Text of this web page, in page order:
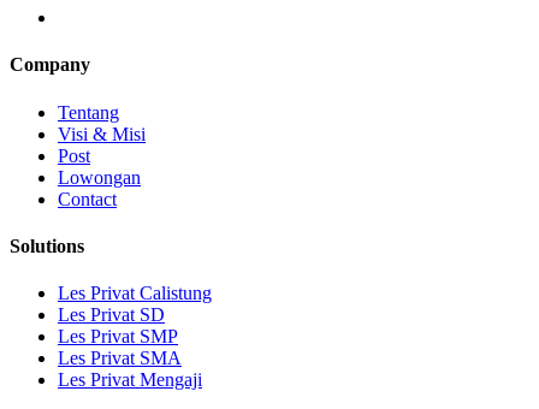
Company
Tentang
Visi & Misi
Post
Lowongan
Contact
Solutions
Les Privat Calistung
Les Privat SD
Les Privat SMP
Les Privat SMA
Les Privat Mengaji